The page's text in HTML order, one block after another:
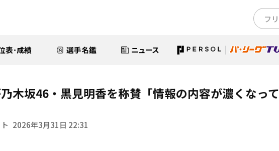
表･成績 選手名鑑 ニュース
木坂46・黒見明香を称賛「情報の内容が濃くなって
2026年3月31日 22:31